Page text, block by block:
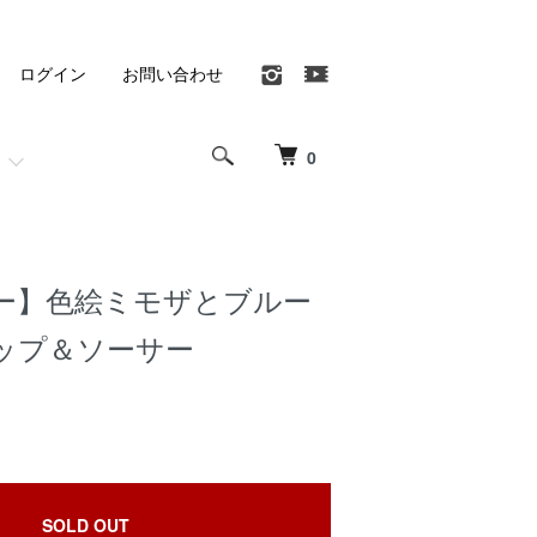
0
ログイン お問い合わせ
】色絵ミモザとブルー
プ＆ソーサー
SOLD OUT